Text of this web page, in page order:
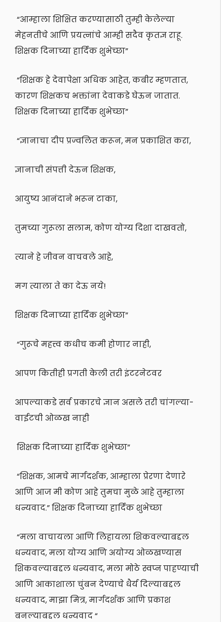
“आम्हाला शिक्षित करण्यासाठी तुम्ही केलेल्या
मेहनतीचे आणि प्रयत्नांचे आम्ही सदैव कृतज्ञ राहू.
शिक्षक दिनाच्या हार्दिक शुभेच्छा”
“शिक्षक हे देवापेक्षा अधिक आहेत, कबीर म्हणतात,
कारण शिक्षकच भक्तांना देवाकडे घेऊन जातात.
शिक्षक दिनाच्या हार्दिक शुभेच्छा”
“ज्ञानाचा दीप प्रज्वलित करून, मन प्रकाशित करा,
ज्ञानाची संपत्ती देऊन शिक्षक,
आयुष्य आनंदाने भरून टाका,
तुमच्या गुरूला सलाम, कोण योग्य दिशा दाखवतो,
त्याने हे जीवन वाचवले आहे,
मग त्याला ते का देऊ नये!
शिक्षक दिनाच्या हार्दिक शुभेच्छा”
“गुरूचे महत्त्व कधीच कमी होणार नाही,
आपण कितीही प्रगती केली तरी इंटरनेटवर
आपल्याकडे सर्व प्रकारचे ज्ञान असले तरी चांगल्या-
वाईटची ओळख नाही
शिक्षक दिनाच्या हार्दिक शुभेच्छा”
“शिक्षक, आमचे मार्गदर्शक, आम्हाला प्रेरणा देणारे
आणि आज मी कोण आहे तुमचा मुळे आहे तुम्हाला
धन्यवाद.”शिक्षक दिनाच्या हार्दिक शुभेच्छा
“मला वाचायला आणि लिहायला शिकवल्याबद्दल
धन्यवाद, मला योग्य आणि अयोग्य ओळखण्यास
शिकवल्याबद्दल धन्यवाद, मला मोठे स्वप्न पाहण्याची
आणि आकाशाला चुंबन देण्याचे धैर्य दिल्याबद्दल
धन्यवाद, माझा मित्र, मार्गदर्शक आणि प्रकाश
बनल्याबद्दल धन्यवाद “